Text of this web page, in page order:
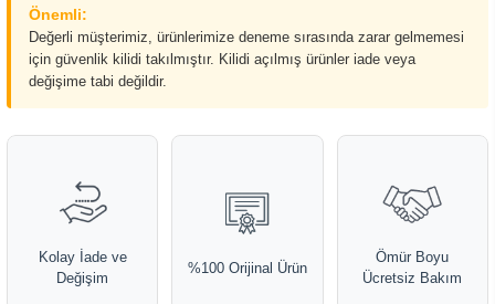
Önemli:
Değerli müşterimiz, ürünlerimize deneme sırasında zarar gelmemesi
için güvenlik kilidi takılmıştır. Kilidi açılmış ürünler iade veya
değişime tabi değildir.
Kolay İade ve
Değişim
%100 Orijinal Ürün
Ömür Boyu
Ücretsiz Bakım